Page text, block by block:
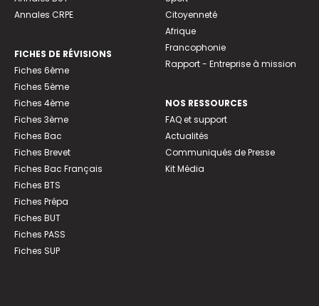
Annales CRPE
FICHES DE RÉVISIONS
Fiches 6ème
Fiches 5ème
Fiches 4ème
Fiches 3ème
Fiches Bac
Fiches Brevet
Fiches Bac Français
Fiches BTS
Fiches Prépa
Fiches BUT
Fiches PASS
Fiches SUP
Citoyenneté
Afrique
Francophonie
Rapport - Entreprise à mission
NOS RESSOURCES
FAQ et support
Actualités
Communiqués de Presse
Kit Média